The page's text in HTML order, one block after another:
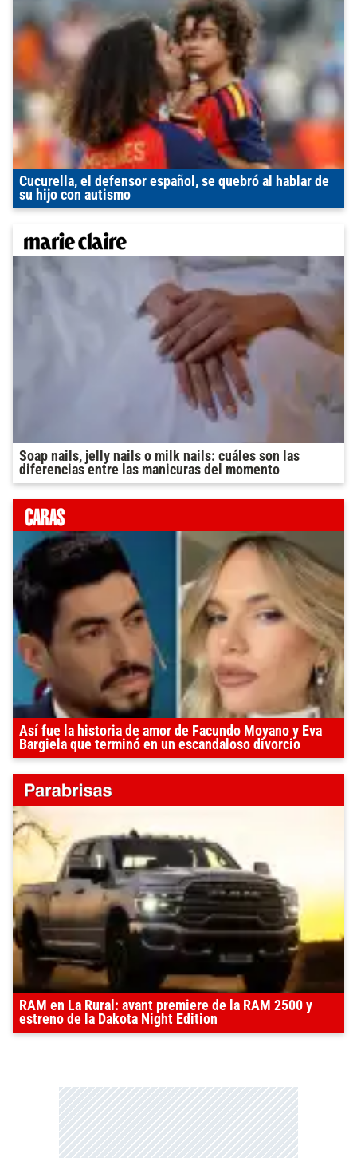
Cucurella, el defensor español, se quebró al hablar de
su hijo con autismo
Soap nails, jelly nails o milk nails: cuáles son las
diferencias entre las manicuras del momento
Así fue la historia de amor de Facundo Moyano y Eva
Bargiela que terminó en un escandaloso divorcio
RAM en La Rural: avant premiere de la RAM 2500 y
estreno de la Dakota Night Edition